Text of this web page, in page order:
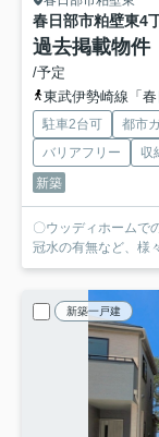
春日部市粕壁東
過去掲載物件
/予定
東武伊勢崎線「
駐車2台可 都市
バリアフリー
収
新築
〇ウッディホームでの住宅探しは？ ■構造
冠水の有無など、様
新築一戸建